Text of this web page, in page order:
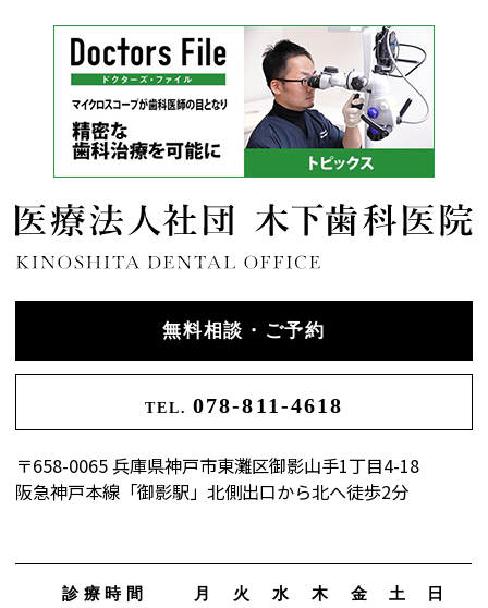
TEL. 078-811-4618
無料相談・ご予約
〒658-0065 兵庫県神戸市東灘区御影山手1丁目4-18
阪急神戸本線「御影駅」北側出口から北へ徒歩2分
診療時間 月 火 水 木 金 土 日